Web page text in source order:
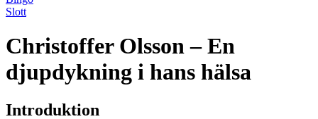
Slott
Christoffer Olsson – En
djupdykning i hans hälsa
Introduktion